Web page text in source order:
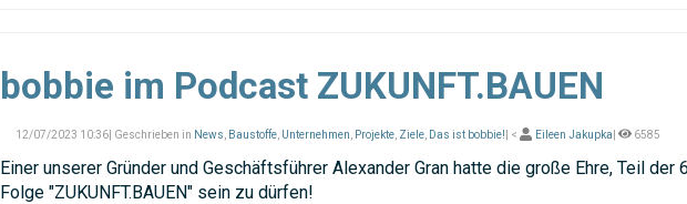
bobbie im Podcast ZUKUNFT.BAUEN
12/07/2023 10:36| Geschrieben in News Baustoffe Unternehmen Projekte Ziele Das ist bobbie! | < Eileen Jakupka 6585
Einer unserer Gründer und Geschäftsführer Alexander Gran hatte die große Ehre, Teil der
Folge "ZUKUNFT.BAUEN" sein zu dürfen!